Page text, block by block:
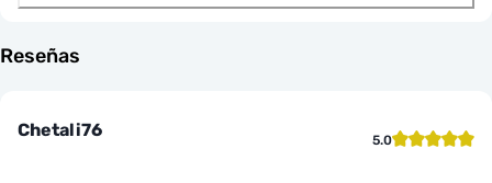
Reseñas
Chetali76 5.0